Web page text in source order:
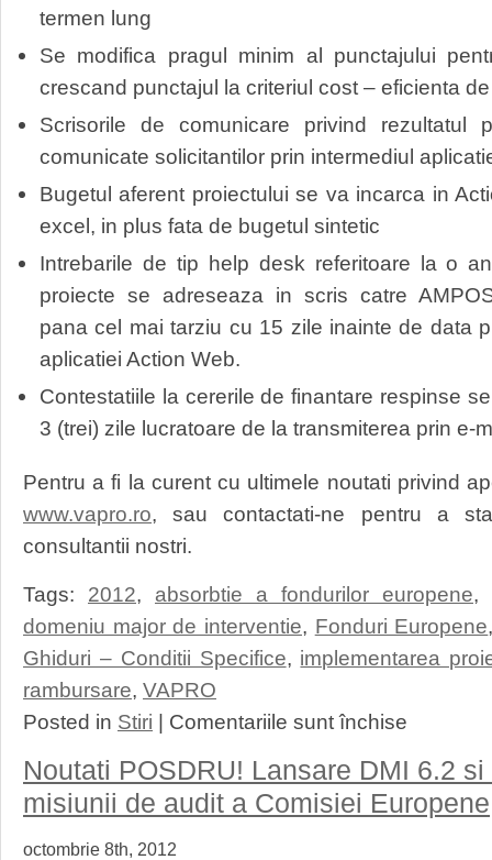
termen lung
Se modifica pragul minim al punctajului
crescand punctajul la criteriul cost – eficienta
Scrisorile de comunicare privind rezultatul
comunicate solicitantilor prin intermediul
Bugetul aferent proiectului se va incarca in
excel, in plus fata de bugetul sintetic
Intrebarile de tip help desk referitoare la o
proiecte se adreseaza in scris catre
pana cel mai tarziu cu 15 zile inainte de data
aplicatiei Action Web.
Contestatiile la cererile de finantare respinse
3 (trei) zile lucratoare de la transmiterea prin e-
Pentru a fi la curent cu ultimele noutati privind
www.vapro.ro, sau contactati-ne pentru a
consultantii nostri.
Tags: 2012, absorbtie a fondurilor europene,
domeniu major de interventie, Fonduri Europene
Ghiduri – Conditii Specifice, implementarea
rambursare, VAPRO
Posted in Stiri | Comentariile sunt închise
Ghid
Solicitantului
Noutati POSDRU! Lansare DMI 6.2
misiunii de audit a Comisiei Europene
octombrie 8th, 2012